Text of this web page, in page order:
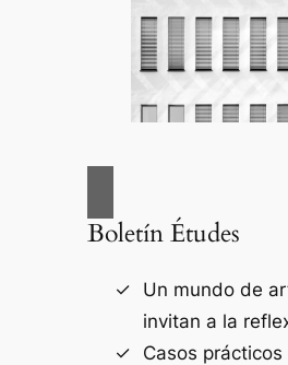
Boletín Études
Un mundo de
invitan a la
Casos prácticos